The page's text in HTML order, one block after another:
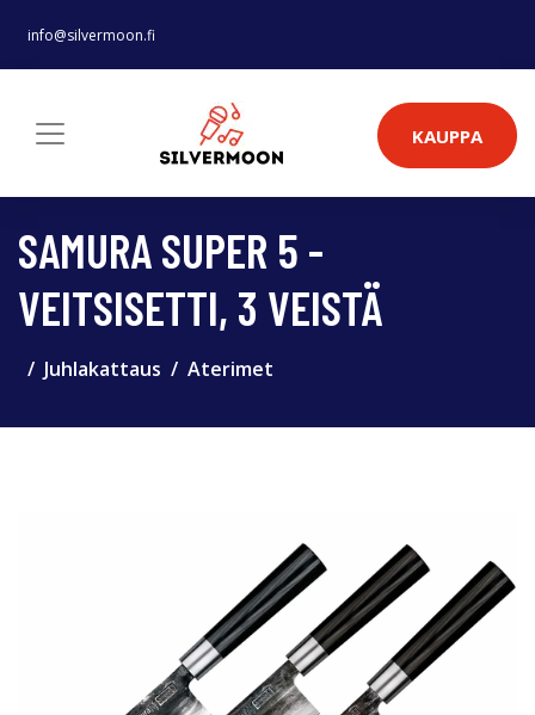
info@silvermoon.fi
KAUPPA
SAMURA SUPER 5 -
VEITSISETTI, 3 VEISTÄ
Juhlakattaus Aterimet